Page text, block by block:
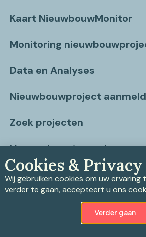
Kaart NieuwbouwMonitor
Monitoring
Data en Analyses
Nieuwbouwproject
Zoek projecten
Vragen beantwoord
Contact
Cookiebeleid
Cookies & Privacy
Wij gebruiken cookies om uw
verder te gaan, accepteert u ons
Verder gaan